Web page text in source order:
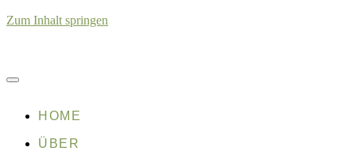
Zum Inhalt springen
HOME
ÜBER